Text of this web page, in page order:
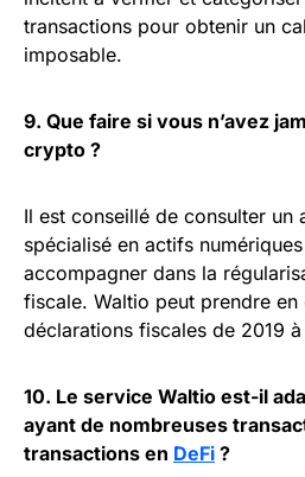
transactions pour obtenir un
imposable.
9. Que faire si vous n’avez
crypto ?
Il est conseillé de consulter un
spécialisé en actifs
accompagner dans la
fiscale. Waltio peut prendre en
déclarations fiscales de 2019
10. Le service Waltio est-il
ayant de nombreuses
transactions en DeFi ?